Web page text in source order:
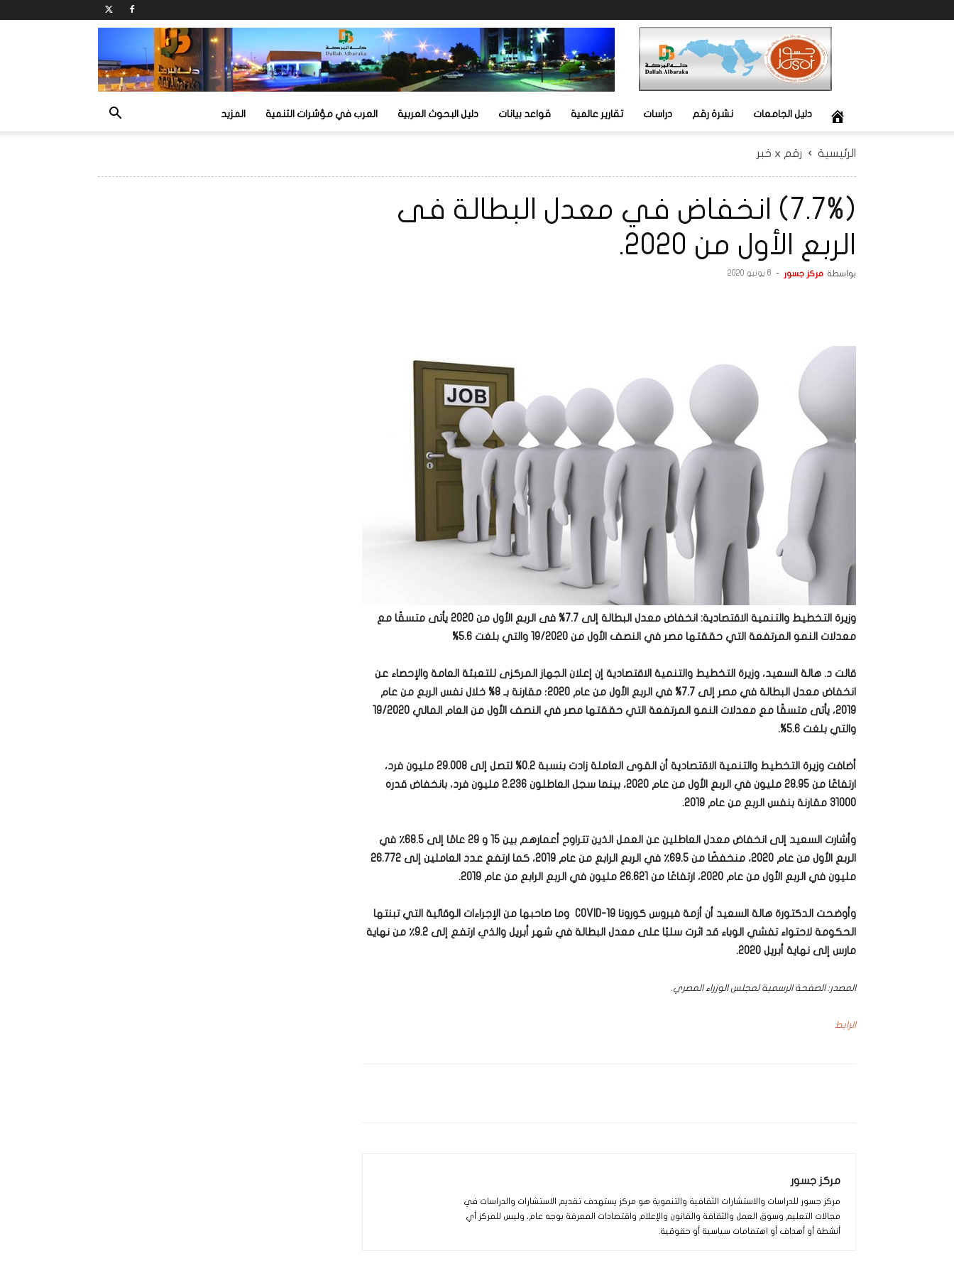
دليل الجامعات نشرة رقم دراسات تقارير عالمية قواعد بيانات دليل البحوث العربية العرب في مؤشرات التنمية المزيد
الرئيسية رقم x خبر
(7.7%) انخفاض في معدل البطالة فى
الربع الأول من 2020.
بواسطة مركز جسور - 6 يونيو 2020
وزيرة التخطيط والتنمية الاقتصادية: انخفاض معدل البطالة إلى 7.7% فى الربع الأول من 2020 يأتى متسقًا مع
معدلات النمو المرتفعة التي حققتها مصر في النصف الأول من 19/2020 والتي بلغت 5.6%
قالت د. هالة السعيد، وزيرة التخطيط والتنمية الاقتصادية إن إعلان الجهاز المركزى للتعبئة العامة والإحصاء عن
انخفاض معدل البطالة في مصر إلى 7.7% في الربع الأول من عام 2020؛ مقارنة بـ 8% خلال نفس الربع من عام
2019، يأتى متسقًا مع معدلات النمو المرتفعة التي حققتها مصر في النصف الأول من العام المالي 19/2020
والتي بلغت 5.6%.
أضافت وزيرة التخطيط والتنمية الاقتصادية أن القوى العاملة زادت بنسبة 0.2% لتصل إلى 29.008 مليون فرد،
ارتفاعًا من 28.95 مليون في الربع الأول من عام 2020، بينما سجل العاطلون 2.236 مليون فرد، بانخفاض قدره
31000 مقارنة بنفس الربع من عام 2019.
وأشارت السعيد إلى انخفاض معدل العاطلين عن العمل الذين تتراوح أعمارهم بين 15 و 29 عامًا إلى 68.5٪ في
الربع الأول من عام 2020، منخفضًا من 69.5٪ في الربع الرابع من عام 2019، كما ارتفع عدد العاملين إلى 26.772
مليون في الربع الأول من عام 2020، ارتفاعًا من 26.621 مليون في الربع الرابع من عام 2019.
وأوضحت الدكتورة هالة السعيد أن أزمة فيروس كورونا COVID-19 وما صاحبها من الإجراءات الوقائية التي تبنتها
الحكومة لاحتواء تفشي الوباء قد اثرت سلبًا على معدل البطالة في شهر أبريل والذي ارتفع إلى 9.2٪ من نهاية
مارس إلى نهاية أبريل 2020.
المصدر: الصفحة الرسمية لمجلس الوزراء المصري.
الرابط
مركز جسور
مركز جسور للدراسات والاستشارات الثقافية والتنموية هو مركز يستهدف تقديم الاستشارات والدراسات في
مجالات التعليم وسوق العمل والثقافة والقانون والإعلام واقتصادات المعرفة بوجه عام، وليس للمركز أي
أنشطة أو أهداف أو اهتمامات سياسية أو حقوقية.